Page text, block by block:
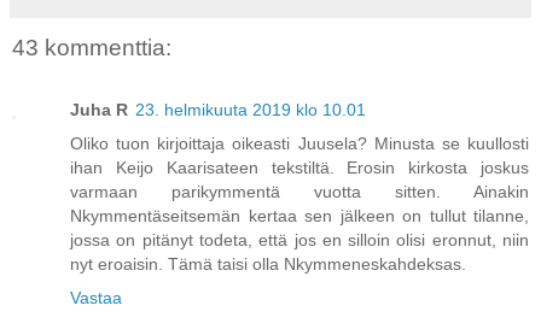
43 kommenttia:
Juha R 23. helmikuuta 2019 klo 10.01
Oliko tuon kirjoittaja oikeasti Juusela? Minusta se kuullosti
ihan Keijo Kaarisateen tekstiltä. Erosin kirkosta joskus
varmaan parikymmentä vuotta sitten. Ainakin
Nkymmentäseitsemän kertaa sen jälkeen on tullut tilanne,
jossa on pitänyt todeta, että jos en silloin olisi eronnut, niin
nyt eroaisin. Tämä taisi olla Nkymmeneskahdeksas.
Vastaa